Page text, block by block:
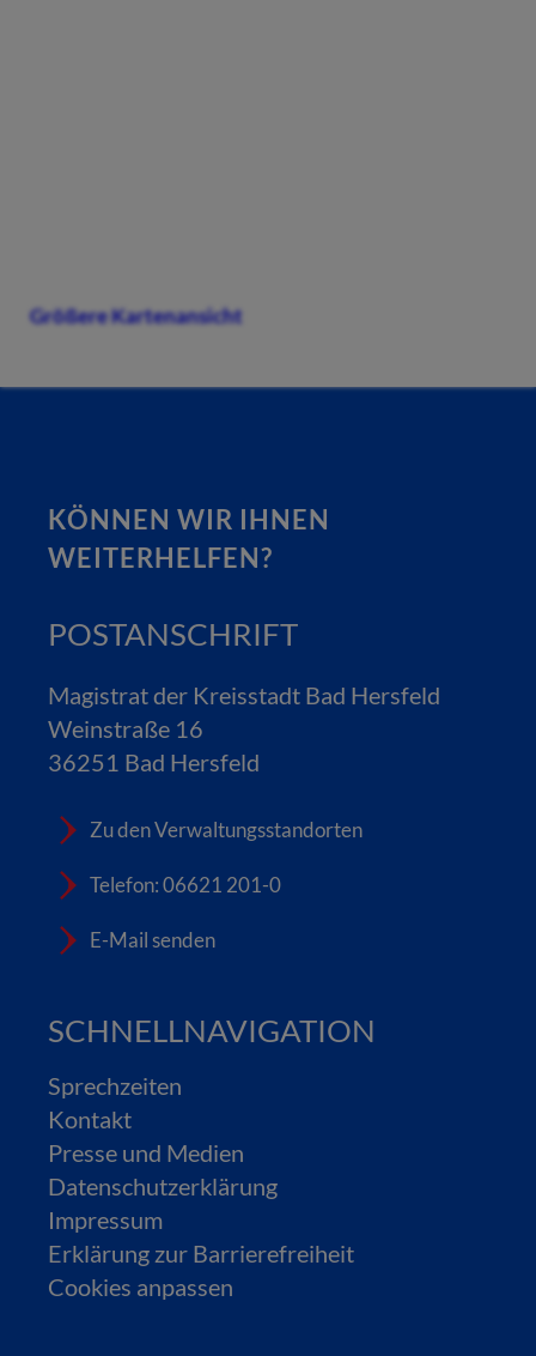
Größere Kartenansicht
KÖNNEN WIR IHNEN
WEITERHELFEN?
POSTANSCHRIFT
Magistrat der Kreisstadt Bad Hersfeld
Weinstraße 16
36251 Bad Hersfeld
Zu den Verwaltungsstandorten
Telefon: 06621 201-0
E-Mail senden
SCHNELLNAVIGATION
Sprechzeiten
Kontakt
Presse und Medien
Datenschutzerklärung
Impressum
Erklärung zur Barrierefreiheit
Cookies anpassen